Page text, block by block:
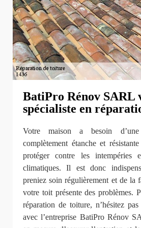
BatiPro Rénov SARL
spécialiste en
Votre maison a besoin
complètement étanche et
protéger contre les intempéries
climatiques. Il est donc
preniez soin régulièrement et de la
votre toit présente des problèmes.
réparation de toiture, n’hésitez
avec l’entreprise BatiPro Rénov